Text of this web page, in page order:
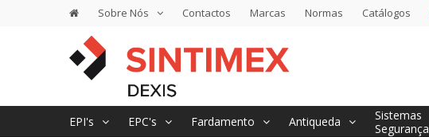
Sobre Nós Contactos Marcas Normas Catálogos
EPI's EPC's Fardamento Antiqueda
Sistemas
Segurança